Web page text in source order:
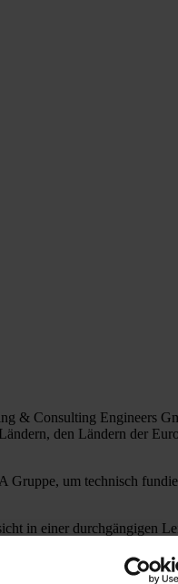
& Consulting Engineers
den Ländern der
um technisch
in einer durchgängigen
Kontrolle in der
kommunalen